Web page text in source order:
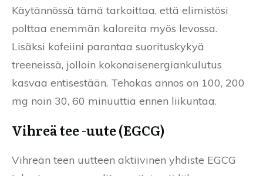
Käytännössä tämä tarkoittaa, että elimistösi
polttaa enemmän kaloreita myös levossa.
Lisäksi kofeiini parantaa suorituskykyä
treeneissä, jolloin kokonaisenergiankulutus
kasvaa entisestään. Tehokas annos on 100, 200
mg noin 30, 60 minuuttia ennen liikuntaa.
Vihreä tee -uute (EGCG)
Vihreän teen uutteen aktiivinen yhdiste EGCG